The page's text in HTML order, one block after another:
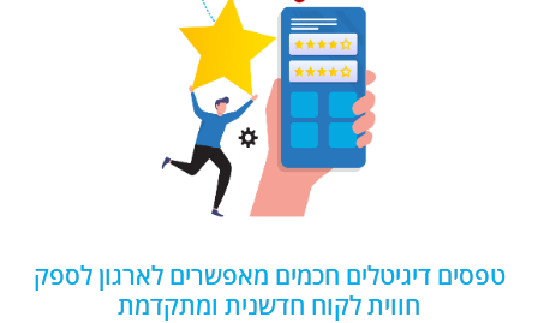
טפסים דיגיטלים חכמים מאפשרים לארגון לספק
חווית לקוח חדשנית ומתקדמת